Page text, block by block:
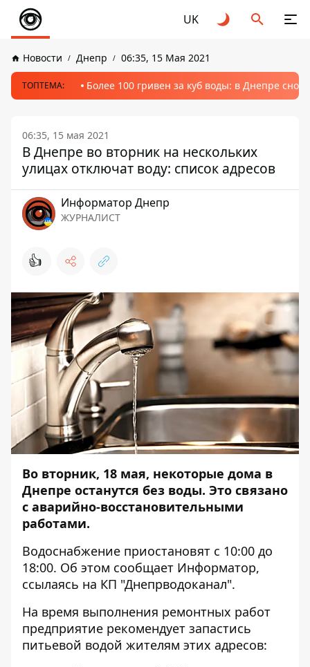
UK
Новости Днепр 06:35, 15 Мая 2021
ТОПТЕМА: Более 100 гривен за куб воды: в Днепре
06:35, 15 мая 2021
В Днепре во вторник на нескольких
улицах отключат воду: список адресов
Информатор Днепр
ЖУРНАЛИСТ
👍
Во вторник, 18 мая, некоторые дома в
Днепре останутся без воды. Это связано
с аварийно-восстановительными
работами.
Водоснабжение приостановят с 10:00 до
18:00. Об этом сообщает Информатор,
ссылаясь на КП "Днепрводоканал".
На время выполнения ремонтных работ
предприятие рекомендует запастись
питьевой водой жителям этих адресов: